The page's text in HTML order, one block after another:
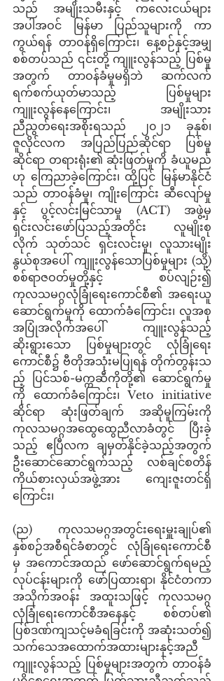
သည် အမျိုးသမီးနှင့် ကလေးငယ်များ
အပါအဝင် မြန်မာ ပြည်သူများကို ကာ
ကွယ်ရန် တာဝန်ရှိကြောင်း၊ နေ့စဉ်နှင့်အမျှ
စစ်တပ်သည် ၎င်းတို့ ကျူးလွန်သည့် ပြစ်မှု
အတွက် တာဝန်ခံမှုမရှိဘဲ ဆက်လက်
ရက်စက်ယုတ်မာသည့် ပြစ်မှုများ
ကျူးလွန်နေကြောင်း၊ အမျိုးသား
ညီညွတ်ရေးအစိုးရသည် ၂၀၂၁ ခုနှစ်၊
ဇူလိုင်လက အပြည်ပြည်ဆိုင်ရာ ပြစ်မှု
ဆိုင်ရာ တရားရုံး၏ ဆုံးဖြတ်မှုကို ခံယူမည်
ဟု ကြေညာခဲ့ကြောင်း၊ ထို့ပြင် မြန်မာနိုင်ငံ
သည် တာဝန်ခံမှု၊ ကျိုးကြောင်း ဆီလျော်မှု
နှင့် ပွင့်လင်းမြင်သာမှု (ACT) အဖွဲ့မှ
ရှင်းလင်းဖော်ပြသည့်အတိုင်း လူမျိုးစု
လိုက် သုတ်သင် ရှင်းလင်းမှု၊ လူသားမျိုး
နွယ်စုအပေါ် ကျူးလွန်သောပြစ်မှုများ (သို့)
စစ်ရာဇဝတ်မှုတို့နှင့် စပ်လျဉ်း၍​
ကုလသမဂ္ဂလုံခြုံရေးကောင်စီ၏ အရေးယူ
ဆောင်ရွက်မှုကို ထောက်ခံကြောင်း၊ လူအစု
အပြုံအလိုက်အပေါ် ကျူးလွန်သည့်
ဆိုးရွားသော ပြစ်မှုများတွင် လုံခြုံရေး
ကောင်စီ၌ ဗီတိုအသုံးမပြုရန် တိုက်တွန်းသ
ည့် ပြင်သစ်-မက္ကဆီကိုတို့၏ ဆောင်ရွက်မှု
ကို ထောက်ခံကြောင်း၊ Veto initiative
ဆိုင်ရာ ဆုံးဖြတ်ချက် အဆိုမူကြမ်းကို
ကုလသမဂ္ဂအထွေထွေညီလာခံတွင် ပြီးခဲ့
သည့် ဧပြီလက ချမှတ်နိုင်ခဲ့သည့်အတွက်
ဦးဆောင်ဆောင်ရွက်သည့် လစ်ချင်စတိန်
ကိုယ်စားလှယ်အဖွဲ့အား ကျေးဇူးတင်ရှိ
ကြောင်း၊
(ည)    ကုလသမဂ္ဂအတွင်းရေးမှူးချုပ်၏
နှစ်စဉ်အစီရင်ခံစာတွင် လုံခြုံရေးကောင်စီ
မှ အကောင်အထည် ဖော်ဆောင်ရွက်ရမည့်
လုပ်ငန်းများကို ဖော်ပြထားရာ၊ နိုင်ငံတကာ
အသိုက်အဝန်း အထူးသဖြင့် ကုလသမဂ္ဂ
လုံခြုံရေးကောင်စီအနေနှင့် စစ်တပ်၏
ပြစ်ဒဏ်ကျသင့်မခံရခြင်းကို အဆုံးသတ်၍
သက်သေအထောက်အထားများနှင့်အညီ
ကျူးလွန်သည့် ပြစ်မှုများအတွက် တာဝန်ခံ